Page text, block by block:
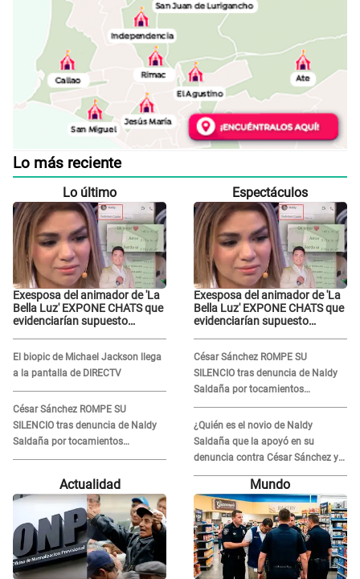
Lo más reciente
Lo último
Exesposa del animador de 'La
Bella Luz' EXPONE CHATS que
evidenciarían supuesto
pareja
El biopic de Michael Jackson llega
a la pantalla de DIRECTV
César Sánchez ROMPE SU
SILENCIO tras denuncia de Naldy
Saldaña por tocamientos
indebidos: "Pido respetar la
Espectáculos
Exesposa del animador de 'La
Bella Luz' EXPONE CHATS que
evidenciarían supuesto
pareja
César Sánchez ROMPE SU
SILENCIO tras denuncia de Naldy
Saldaña por tocamientos
indebidos: "Pido respetar la
presunción de inocencia"
¿Quién es el novio de Naldy
Saldaña que la apoyó en su
denuncia contra César Sánchez y
confrontó al dueño de 'La Bella
Actualidad Mundo